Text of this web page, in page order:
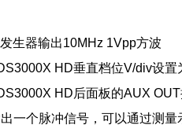
发生器输出10MHz 1Vpp方波
HD垂直档位V/div设置
HD后面板的AUX
一个脉冲信号，可以通过测